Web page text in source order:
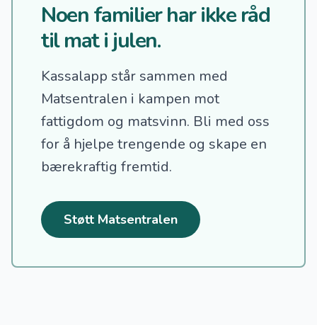
Noen familier har ikke råd
til mat i julen.
Kassalapp står sammen med
Matsentralen i kampen mot
fattigdom og matsvinn. Bli med oss
for å hjelpe trengende og skape en
bærekraftig fremtid.
Støtt Matsentralen